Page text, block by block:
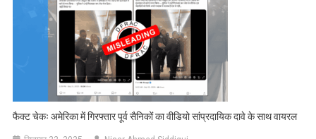
फैक्ट चेकः अमेरिका में गिरफ्तार पूर्व सैनिकों का वीडियो सांप्रदायिक दावे के साथ वायरल